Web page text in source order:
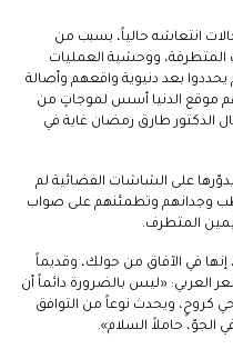
انتعاشه حالياً، بسبب من
المتطرفة، ووحشية العمليات
يحددوا بعد دنيوية واقعهم وأصالة
فهم موقع الدنيا أسس لموجاتٍ من
الدكتور طارق رمضان غاية في
يدوّرها على الشاشات الفضائية لم
وجدانهم وتطمئنهم على صواب
المتطرف.
إنها في الآفاق من حولك، وقديماً
العربي: «ليس بالضرورة دائماً أن
كروحٍ، ويحدث نوعاً من التوافق
الجوّ، حاملاً السلام».